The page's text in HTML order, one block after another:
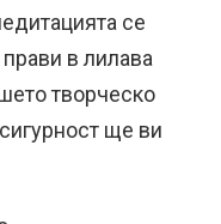
се
в лилава
творческо
ще ви